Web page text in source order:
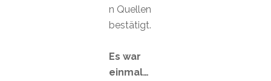
n Quellen
bestätigt.
Es war
einmal…